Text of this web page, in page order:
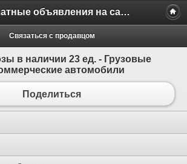
Бесплатные объявления на сайте MILAMO.ru
Связаться с продавцом
в наличии 23 ед. - Грузовые
автомобили
Поделиться